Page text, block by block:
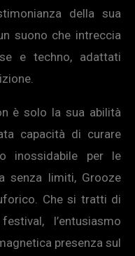
della sua
suono che intreccia
e techno, adattati
è solo la sua abilità
capacità di curare
inossidabile per le
senza limiti, Grooze
Che si tratti di
l’entusiasmo
presenza sul